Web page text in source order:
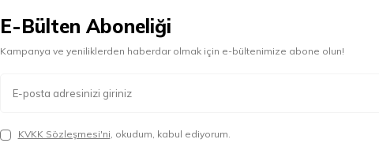
E-Bülten Aboneliği
Kampanya ve yeniliklerden haberdar olmak için e-bültenimize abone olun!
KVKK Sözleşmesi'ni, okudum, kabul ediyorum.